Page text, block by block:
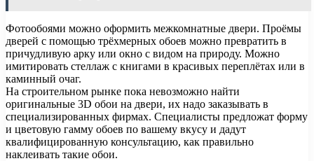
Фотообоями можно оформить межкомнатные двери. Проёмы
дверей с помощью трёхмерных обоев можно превратить в
причудливую арку или окно с видом на природу. Можно
имитировать стеллаж с книгами в красивых переплётах или в
каминный очаг.
На строительном рынке пока невозможно найти
оригинальные 3D обои на двери, их надо заказывать в
специализированных фирмах. Специалисты предложат форму
и цветовую гамму обоев по вашему вкусу и дадут
квалифицированную консультацию, как правильно
наклеивать такие обои.